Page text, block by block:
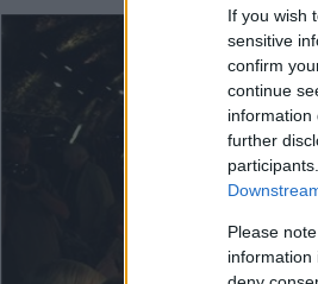
If you wish
sensitive
confirm
continue
information
further
Please
information